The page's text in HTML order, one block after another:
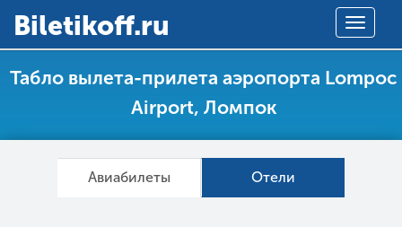
Toggle
Вiletikoff.ru
Табло вылета-прилета аэропорта Lompoc
Airport, Ломпок
Авиабилеты Отели